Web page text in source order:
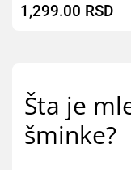
1,299.00 RSD
Šta je
šminke?